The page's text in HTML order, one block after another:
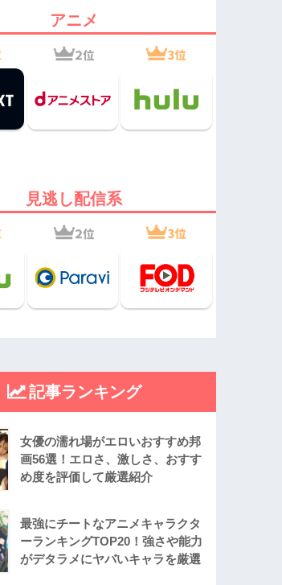
アニメ
見逃し配信系
記事ランキング
女優の濡れ場がエロいおすすめ邦
画56選！エロさ、激しさ、おすす
め度を評価して厳選紹介
最強にチートなアニメキャラクタ
ーランキングTOP20！強さや能力
がデタラメにヤバいキャラを厳選